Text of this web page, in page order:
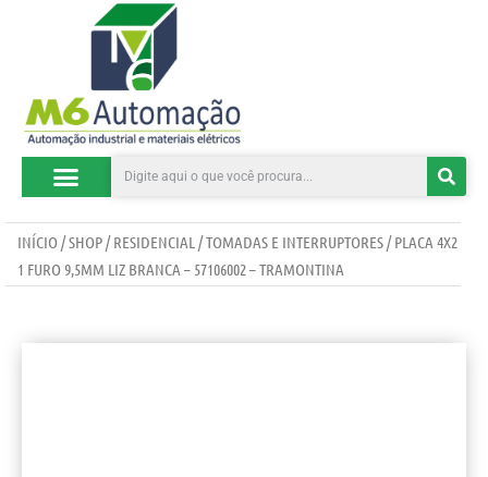
INÍCIO/SHOP/RESIDENCIAL /TOMADAS E INTERRUPTORES/ PLACA 4X2
1 FURO 9,5MM LIZ BRANCA – 57106002 – TRAMONTINA